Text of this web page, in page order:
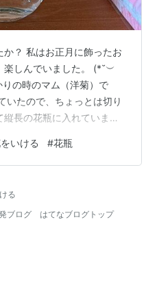
？ 私はお正月に飾ったお
しんでいました。 (*˘︶
の時のマム（洋菊）で
いたので、ちょっとは切り
長の花瓶に入れていまし
ぱがちらほら現れていた
菊って比較的長持ちするお
、くたっとしてしまった
た。 そしたらね、結構葉
いける #花瓶
る
ブログ
はてなブログトップ